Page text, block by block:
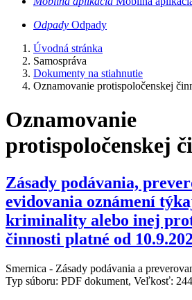
Odpady Odpady
Úvodná stránka
Samospráva
Dokumenty na stiahnutie
Oznamovanie protispoločenskej
Oznamovanie
protispoločenskej
Zásady podávania,
evidovania oznámení
kriminality alebo inej
činnosti platné od
Smernica - Zásady podávania a
Typ súboru: PDF dokument, Veľkosť: